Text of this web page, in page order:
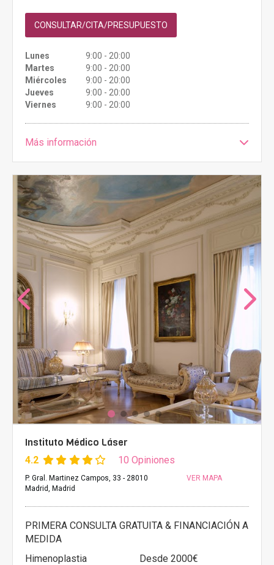
CONSULTAR/CITA/PRESUPUESTO
Lunes
9:00 - 20:00
Martes
9:00 - 20:00
Miércoles
9:00 - 20:00
Jueves
9:00 - 20:00
Viernes
9:00 - 20:00
Más información
Instituto Médico Láser
4.2 10 Opiniones
P. Gral. Martinez Campos, 33 - 28010
Madrid, Madrid
VER MAPA
PRIMERA CONSULTA GRATUITA & FINANCIACIÓN A
MEDIDA
Himenoplastia
Desde 2000€